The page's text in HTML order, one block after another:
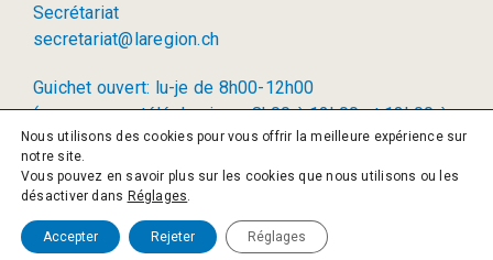
Secrétariat
secretariat@laregion.ch
Guichet ouvert: lu-je de 8h00-12h00
(permanence téléphonique: 8h00 à 12h00 et 13h00 à
17h00)
© 2026 La Région SA
Nous utilisons des cookies pour vous offrir la meilleure expérience sur
notre site.
Vous pouvez en savoir plus sur les cookies que nous utilisons ou les
désactiver dans Réglages.
Accepter Rejeter Réglages